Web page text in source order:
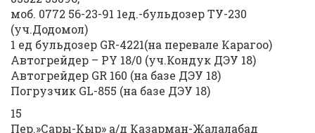
моб. 0772 56-23-91 1ед.-бульдозер ТУ-230
(уч.Додомол)
1 ед бульдозер GR-4221(на перевале Карагоо)
Автогрейдер – РY 18/0 (уч.Кондук ДЭУ 18)
Автогрейдер GR 160 (на базе ДЭУ 18)
Погрузчик GL-855 (на базе ДЭУ 18)
15
Пер.»Сары-Кыр» а/д Казарман-Жалалабад